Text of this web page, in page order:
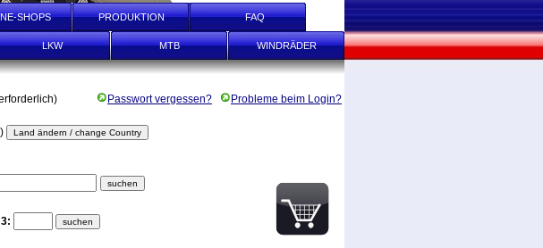
SHOPS PRODUKTION FAQ
LKW MTB WINDRÄDER
Passwort vergessen? Probleme beim Login?